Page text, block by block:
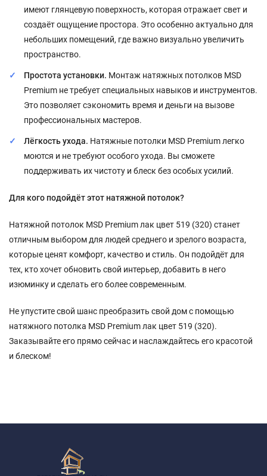
имеют глянцевую поверхность, которая отражает свет и
создаёт ощущение простора. Это особенно актуально для
небольших помещений, где важно визуально увеличить
пространство.
Простота установки. Монтаж натяжных потолков MSD
Premium не требует специальных навыков и инструментов.
Это позволяет сэкономить время и деньги на вызове
профессиональных мастеров.
Лёгкость ухода. Натяжные потолки MSD Premium легко
моются и не требуют особого ухода. Вы сможете
поддерживать их чистоту и блеск без особых усилий.
Для кого подойдёт этот натяжной потолок?
Натяжной потолок MSD Premium лак цвет 519 (320) станет
отличным выбором для людей среднего и зрелого возраста,
которые ценят комфорт, качество и стиль. Он подойдёт для
тех, кто хочет обновить свой интерьер, добавить в него
изюминку и сделать его более современным.
Не упустите свой шанс преобразить свой дом с помощью
натяжного потолка MSD Premium лак цвет 519 (320).
Заказывайте его прямо сейчас и наслаждайтесь его красотой
и блеском!